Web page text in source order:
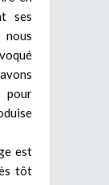
ses
pour
est
tôt